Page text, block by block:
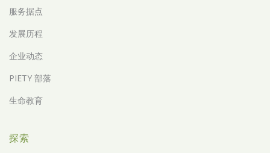
服务据点
发展历程
企业动态
PIETY 部落
生命教育
探索